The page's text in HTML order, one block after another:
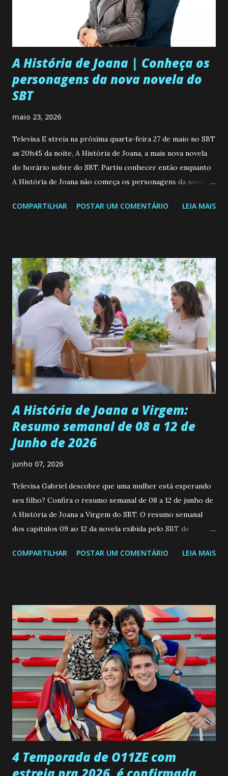
A História de Joana | Conheça os
personagens da nova novela do
SBT
maio 23, 2026
Televisa E streia na próxima quarta-feira 27 de maio no SBT
as 20h45 da noite, A História de Joana, a mais nova novela
do horário nobre do SBT. Partiu conhecer então enquanto
A História de Joana não começa os personagens da novela?
de 25/05/26 a 31/05/26 JOANA GUADALUPE (Camila
permanecer virgem até encontrar o homem que realmente
ama, o que não é fácil, já que dedica todas as suas energias a
se aprimorar, trabalhando, estudando e se orgulhando de
ser a primeira mulher da família a ingressar na
universidade. Ela tem uma personalidade muito alegre, é
muito madura para a idade, determinada, criativa e
empática. Detesta injustiças e é uma ótima amiga. Pode ser
teimosa e muito persistente quando decide fazer algo.
Durante um exame ginecológico, ela é inseminada por eng...
COMPARTILHAR POSTAR UM COMENTÁRIO LEIA MAIS
A História de Joana a Virgem:
Resumo semanal de 08 a 12 de
Junho de 2026
junho 07, 2026
Televisa Gabriel descobre que uma mulher está esperando
seu filho? Confira o resumo semanal de 08 a 12 de junho de
A História de Joana a Virgem do SBT. O resumo semanal
dos capitulos 09 ao 12 da novela exibida pelo SBT de
a Programação Semanal do SBT de 08/06/26 a 14/06/26
confessa a Gabriel que ele demonstrou ser o tipo de
pessoa que ela tanto desejou durante toda a vida. Camila
entra no quarto de Gabriel e imagina como seria o
encontro deles, quando conseguir seduzi-lo. Manuel avisa a
Paula sobre a suposta infidelidade de Gabriel com Joana.
Rogerio consegue se livrar de todas as suspeitas pelo
desaparecimento de Francisco, apontando que ele poderia
ter sido vítima da fúria de Gabriel. Artur informa a Gabriel
que a clínica inseminou por engano outra paciente, que está
...
COMPARTILHAR POSTAR UM COMENTÁRIO LEIA MAIS
4 Temporada de O11ZE com